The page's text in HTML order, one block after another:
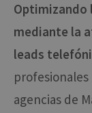
Optimizando
mediante la
leads
agencias de